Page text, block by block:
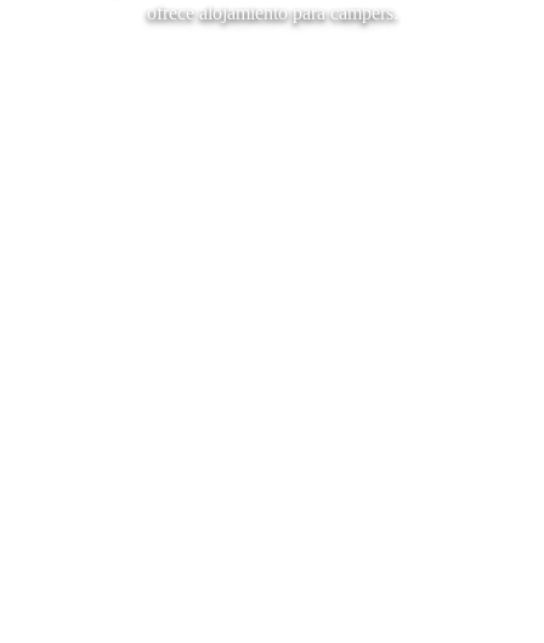
ofrece alojamiento para campers.